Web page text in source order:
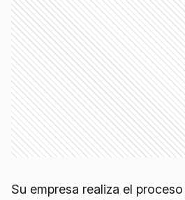
Su empresa realiza el